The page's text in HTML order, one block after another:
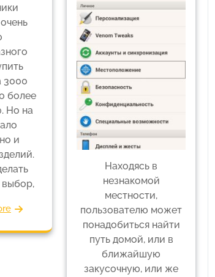
3000
более
Но на
и
выбор,
Находясь в
незнакомой
местности,
пользователю может
понадобиться найти
путь домой, или в
ближайшую
закусочную, или же